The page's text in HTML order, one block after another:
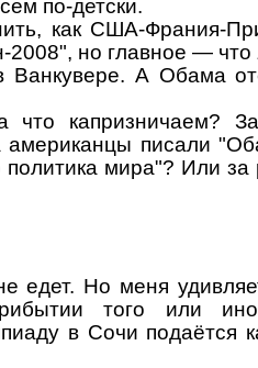
по-детски.
как США-Франия-
2008", но главное — что
Ванкувере. А Обама
что капризничаем?
американцы писали
политика мира"? Или
едет. Но меня
того или
в Сочи подаётся